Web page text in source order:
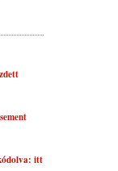
itt